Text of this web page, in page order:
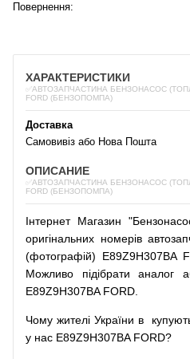
Повернення:
ХАРАКТЕРИСТИКИ
✅АВТОЗАПЧАСТИНА БЕНЗОНАСОС
FORD (БЕНЗОПОМПА)
Доставка
Самовивіз або Нова Пошта
ОПИСАНИЕ
✅АВТОЗАПЧАСТИНА БЕНЗОНАСОС
FORD (БЕНЗОПОМПА)
Інтернет Магазин "
оригінальних номерів
(фотографій) E89Z9H307BA
Можливо
підібрати аналог
E89Z9H307BA FORD.
Чому жителі України в
у нас E89Z9H307BA FORD?